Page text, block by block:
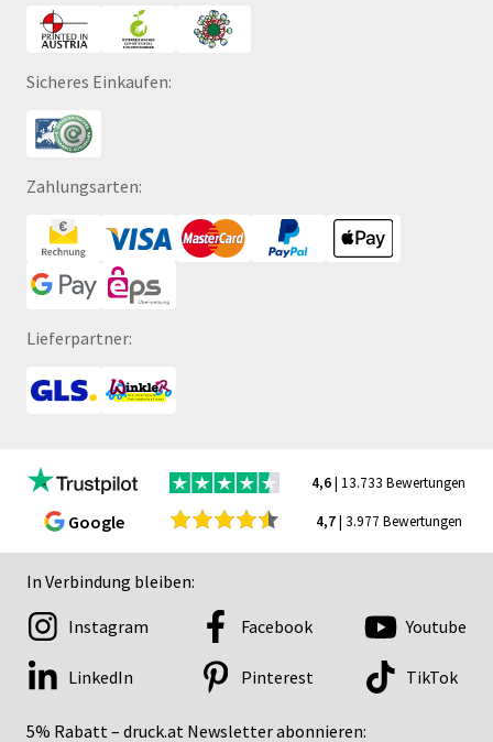
Sicheres Einkaufen:
Zahlungsarten:
Lieferpartner:
4,6| 13.733 Bewertungen
Google 4,7| 3.977 Bewertungen
In Verbindung bleiben:
5% Rabatt – druck.at Newsletter abonnieren:
Instagram Facebook Youtube
LinkedIn Pinterest TikTok